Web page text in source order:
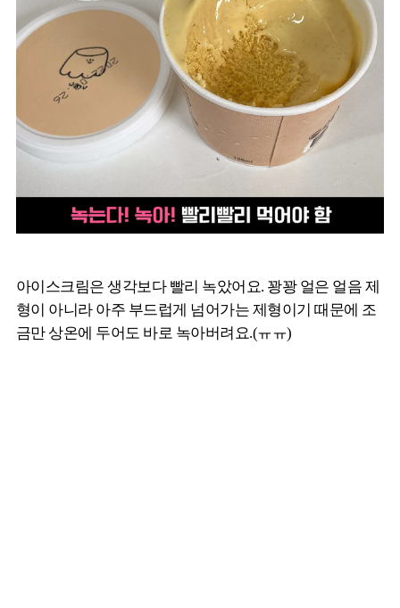
아이스크림은 생각보다 빨리 녹았어요. 꽝꽝 얼은 얼음 제
형이 아니라 아주 부드럽게 넘어가는 제형이기 때문에 조
금만 상온에 두어도 바로 녹아버려요.(ㅠㅠ)